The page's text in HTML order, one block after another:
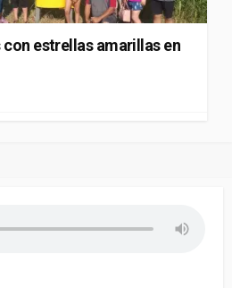
estrellas amarillas en